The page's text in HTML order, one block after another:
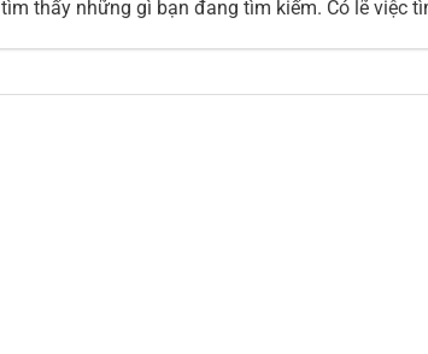
thấy những gì bạn đang tìm kiếm. Có lẽ việc